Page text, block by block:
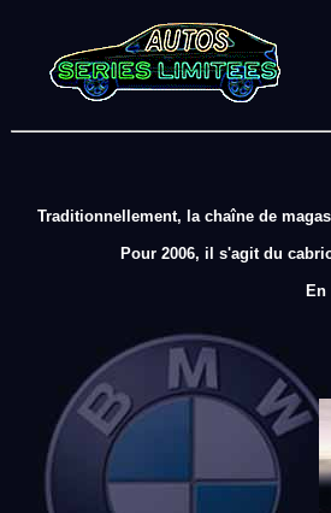
Traditionnellement, la chaîne de
Pour 2006, il s'agit du